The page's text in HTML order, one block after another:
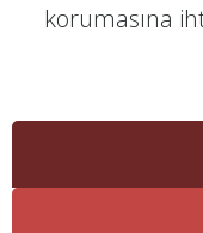
korumasına